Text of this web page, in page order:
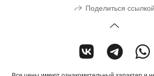
Поделиться ссылкой